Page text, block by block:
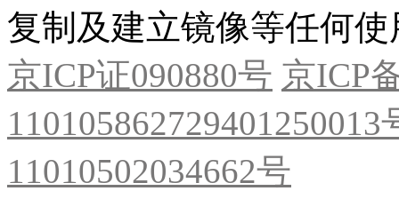
复制及建立镜像等任何使
京ICP证090880号 京ICP
11010502034662号